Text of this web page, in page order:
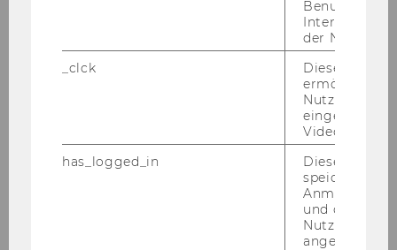
Victoria Schwabl
victoria.schwabl@wu.ac.at
+43-1-31336-4303
der Nutzer*in
_clck
Dieses Cookie
ermöglicht
Nutzung des
Video Players
has_logged_in
Dieses Cookie
speichert
und ob sich
Nutzer*in
angemeldet